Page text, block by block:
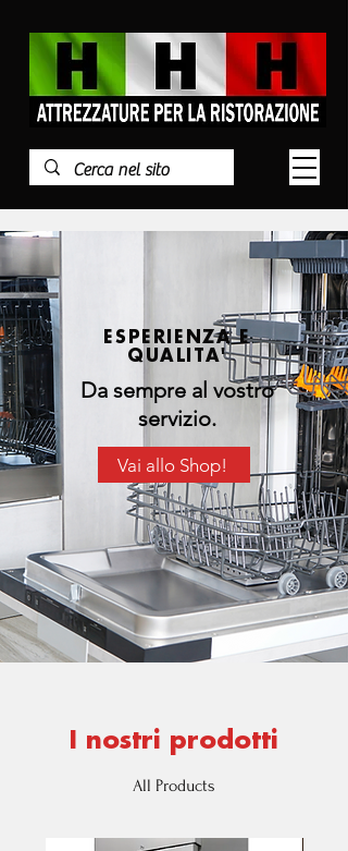
Vai allo Shop!
Da sempre al vostro
servizio.
ESPERIENZA E
QUALITA'
I nostri prodotti
All Products